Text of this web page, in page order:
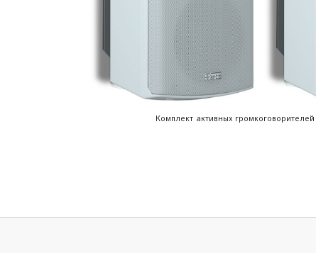
Комплект активных